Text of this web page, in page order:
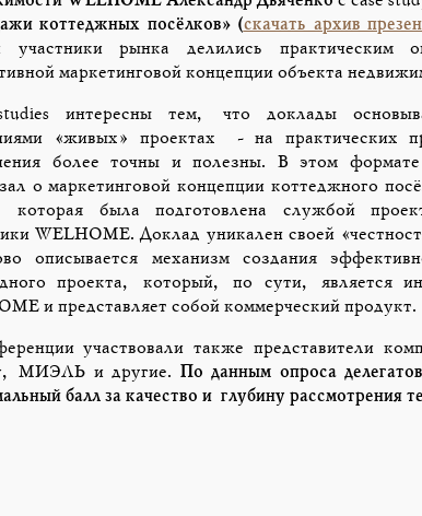
коттеджных посёлков» (скачать архив
участники рынка делились практическим
маркетинговой концепции объекта
интересны тем, что доклады
«живых» проектах - на практических
более точны и полезны. В этом формате
о маркетинговой концепции коттеджного
которая была подготовлена службой
WELHOME. Доклад уникален своей
описывается механизм создания
проекта, который, по сути, является
и представляет собой коммерческий продукт.
участвовали также представители
МИЭЛЬ и другие. По данным опроса
балл за качество и глубину рассмотрения